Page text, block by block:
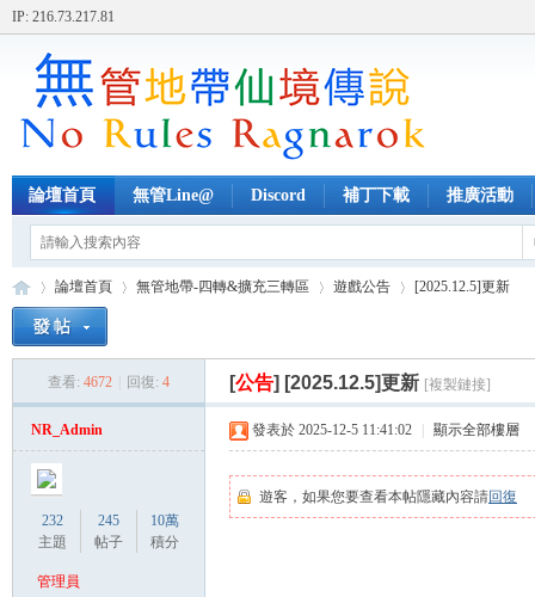
IP: 216.73.217.81
論壇首頁 無管Line@ Discord 補丁下載 推廣活動
論壇首頁 無管地帶-四轉&擴充三轉區
›
遊戲公告
›
[2025.12.5]更新
查看: 4672 回復: 4 [公告] [2025.12.5]更新 [複製鏈接]
NR_Admin
232
主題
245
帖子
10萬
積分
管理員
發表於 2025-12-5 11:41:02 顯示全部樓層
遊客，如果您要查看本帖隱藏內容請回復